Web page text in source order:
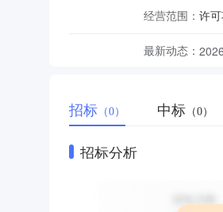
经营范围：
最新动态：
招标 （0） 中标 （0）
招标分析